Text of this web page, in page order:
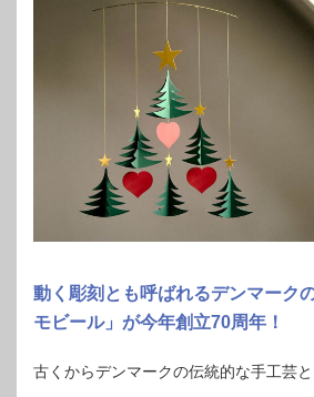
動く彫刻とも呼ばれるデンマーク
モビール」が今年創立70周年！
古くからデンマークの伝統的な手工芸